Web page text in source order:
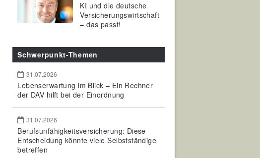
KI und die deutsche
Versicherungswirtschaft
– das passt!
Schwerpunkt-Themen
31.07.2026
Lebenserwartung im Blick – Ein Rechner
der DAV hilft bei der Einordnung
31.07.2026
Berufsunfähigkeitsversicherung: Diese
Entscheidung könnte viele Selbstständige
betreffen